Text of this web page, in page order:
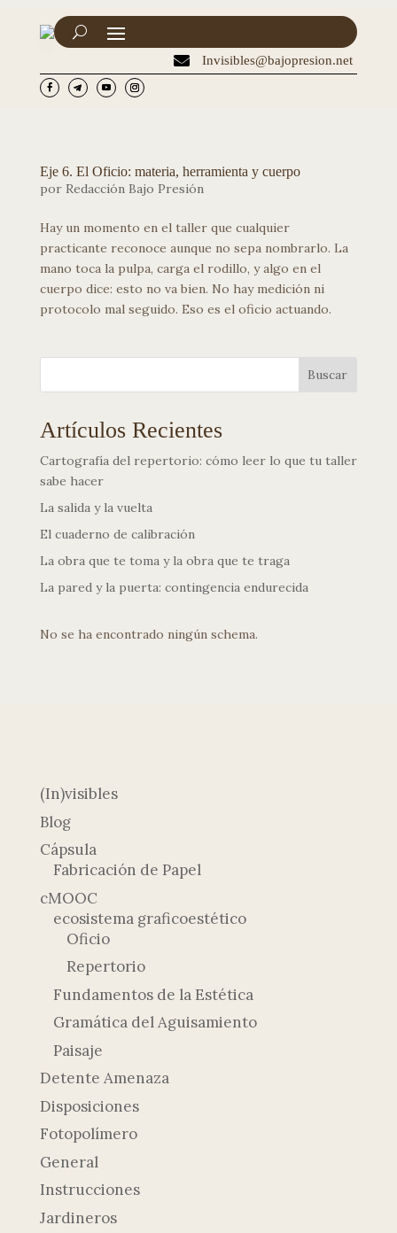
 Invisibles@bajopresion.net
Eje 6. El Oficio: materia, herramienta y cuerpo
por Redacción Bajo Presión
Hay un momento en el taller que cualquier
practicante reconoce aunque no sepa nombrarlo. La
mano toca la pulpa, carga el rodillo, y algo en el
cuerpo dice: esto no va bien. No hay medición ni
protocolo mal seguido. Eso es el oficio actuando.
Buscar
Artículos Recientes
Cartografía del repertorio: cómo leer lo que tu taller
sabe hacer
La salida y la vuelta
El cuaderno de calibración
La obra que te toma y la obra que te traga
La pared y la puerta: contingencia endurecida
No se ha encontrado ningún schema.
(In)visibles
Blog
Cápsula
Fabricación de Papel
cMOOC
ecosistema graficoestético
Oficio
Repertorio
Fundamentos de la Estética
Gramática del Aguisamiento
Paisaje
Detente Amenaza
Disposiciones
Fotopolímero
General
Instrucciones
Jardineros